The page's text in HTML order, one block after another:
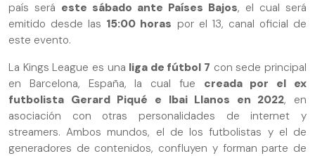
país será este sábado ante Países Bajos, el cual será
emitido desde las 15:00 horas por el 13, canal oficial de
este evento.
La Kings League es una liga de fútbol 7 con sede principal
en Barcelona, España, la cual fue creada por el ex
futbolista Gerard Piqué e Ibai Llanos en 2022, en
asociación con otras personalidades de internet y
streamers. Ambos mundos, el de los futbolistas y el de
generadores de contenidos, confluyen y forman parte de